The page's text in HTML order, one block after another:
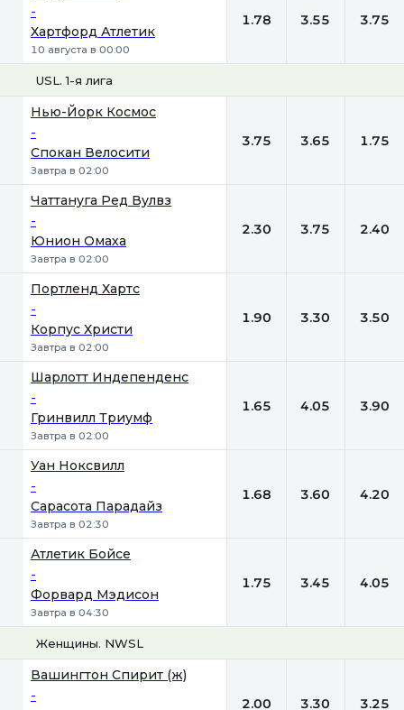
-
Хартфорд Атлетик
10 августа в 00:00
1.78 3.55 3.75
USL. 1-я лига
Нью-Йорк Космос
-
Спокан Велосити
Завтра в 02:00
3.75 3.65 1.75
Чаттануга Ред Вулвз
-
Юнион Омаха
Завтра в 02:00
2.30 3.75 2.40
Портленд Хартс
-
Корпус Христи
Завтра в 02:00
1.90 3.30 3.50
Шарлотт Индепенденс
-
Гринвилл Триумф
Завтра в 02:00
1.65 4.05 3.90
Уан Ноксвилл
-
Сарасота Парадайз
Завтра в 02:30
1.68 3.60 4.20
Атлетик Бойсе
-
Форвард Мэдисон
Завтра в 04:30
1.75 3.45 4.05
Женщины. NWSL
Вашингтон Спирит (ж)
- 2.00 3.30 3.25